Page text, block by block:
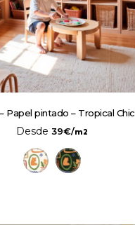
Papel pintado – Tropical Chic
Desde 39€/m2